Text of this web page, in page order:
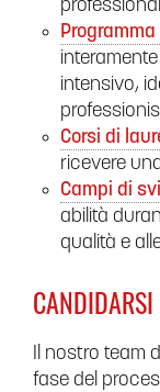
intensivo,
Corsi di
ricevere
Campi di
abilità
qualità e
Il nostro team
fase del